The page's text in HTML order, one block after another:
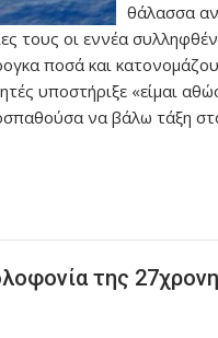
θάλασσα
τους οι εννέα
ποσά και
υποστήριξε «είμαι
να βάλω τάξη
της